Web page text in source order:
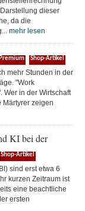
dieser
da die
mehr lesen
Premium Shop-Artikel
mehr Stunden in der
"Work
Wer in der Wirtschaft
Märtyrer zeigen
KI bei der
Shop-Artikel
sind erst etwa 6
kurzen Zeitraum ist
eine beachtliche
ersten